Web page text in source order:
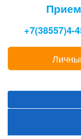
+7(38557)4-